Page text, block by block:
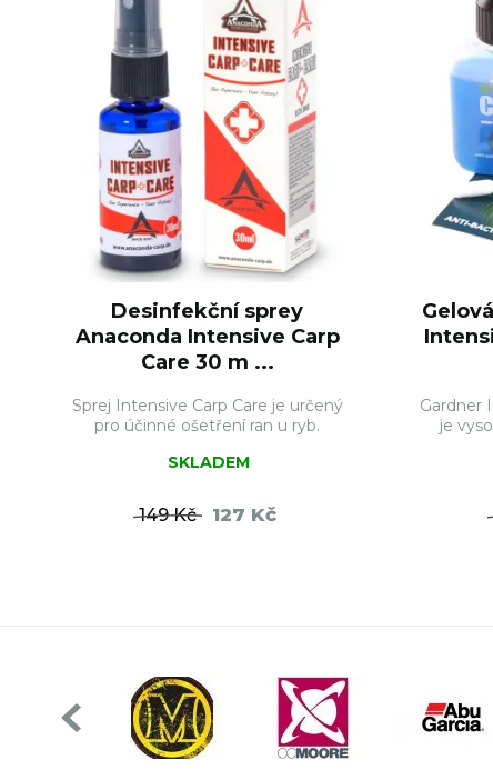
Desinfekční sprey
Anaconda Intensive Carp
Care 30 m ...
Sprej Intensive Carp Care je určený
pro účinné ošetření ran u ryb.
SKLADEM
149 Kč 127 Kč
Gardner
je